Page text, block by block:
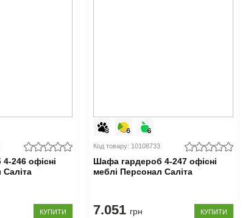
246 офісні
КУПИТИ
Код товару: 10108733
Шафа гардероб 4-247 офісні
меблі Персонал Саліта
7.051 грн КУПИТИ